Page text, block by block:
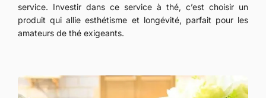
service. Investir dans ce service à thé, c’est choisir un
produit qui allie esthétisme et longévité, parfait pour les
amateurs de thé exigeants.